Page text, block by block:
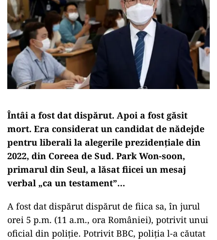
Întâi a fost dat dispărut. Apoi a fost găsit
mort. Era considerat un candidat de nădejde
pentru liberali la alegerile prezidențiale din
2022, din Coreea de Sud. Park Won-soon,
primarul din Seul, a lăsat fiicei un mesaj
verbal „ca un testament”…
A fost dat dispărut dispărut de fiica sa, în jurul
orei 5 p.m. (11 a.m., ora României), potrivit unui
oficial din poliție. Potrivit BBC, poliția l-a căutat